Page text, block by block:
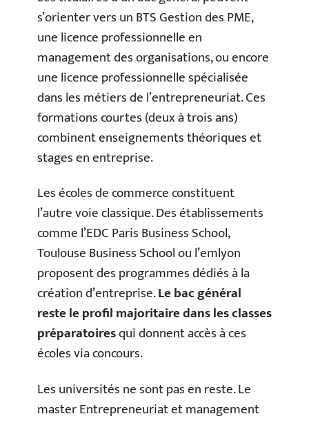
s’orienter vers un BTS Gestion des PME,
une licence professionnelle en
management des organisations, ou encore
une licence professionnelle spécialisée
dans les métiers de l’entrepreneuriat. Ces
formations courtes (deux à trois ans)
combinent enseignements théoriques et
stages en entreprise.
Les écoles de commerce constituent
l’autre voie classique. Des établissements
comme l’EDC Paris Business School,
Toulouse Business School ou l’emlyon
proposent des programmes dédiés à la
création d’entreprise.Le bac général
reste le profil majoritaire dans les classes
préparatoiresqui donnent accès à ces
écoles via concours.
Les universités ne sont pas en reste. Le
master Entrepreneuriat et management